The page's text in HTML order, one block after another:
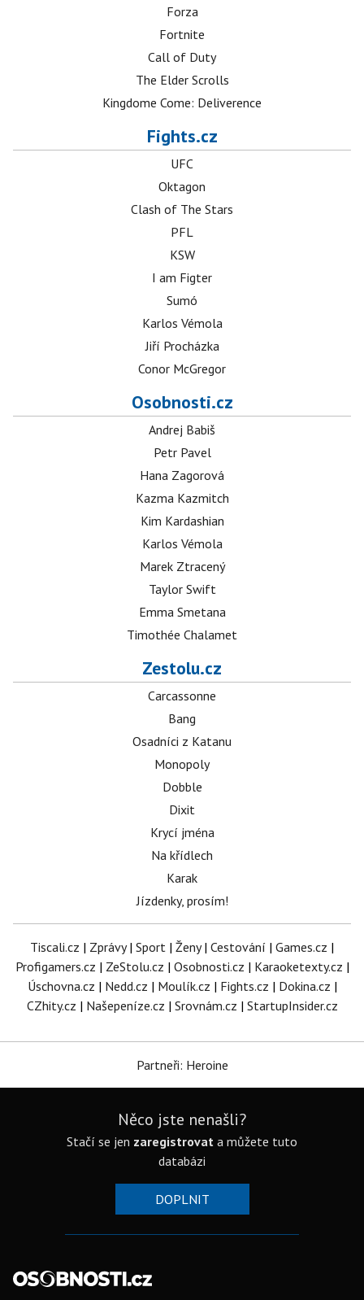
Forza
Fortnite
Call of Duty
The Elder Scrolls
Kingdome Come: Deliverence
Fights.cz
UFC
Oktagon
Clash of The Stars
PFL
KSW
I am Figter
Sumó
Karlos Vémola
Jiří Procházka
Conor McGregor
Osobnosti.cz
Andrej Babiš
Petr Pavel
Hana Zagorová
Kazma Kazmitch
Kim Kardashian
Karlos Vémola
Marek Ztracený
Taylor Swift
Emma Smetana
Timothée Chalamet
Zestolu.cz
Carcassonne
Bang
Osadníci z Katanu
Monopoly
Dobble
Dixit
Krycí jména
Na křídlech
Karak
Jízdenky, prosím!
Tiscali.cz | Zprávy| Sport | Ženy| Cestování | Games.cz |
Profigamers.cz | ZeStolu.cz | Osobnosti.cz | Karaoketexty.cz |
Úschovna.cz | Nedd.cz | Moulík.cz | Fights.cz | Dokina.cz |
CZhity.cz | Našepeníze.cz | Srovnám.cz | StartupInsider.cz
Partneři: Heroine
Něco jste nenašli?
Stačí se jen zaregistrovat a můžete tuto
databázi
DOPLNIT